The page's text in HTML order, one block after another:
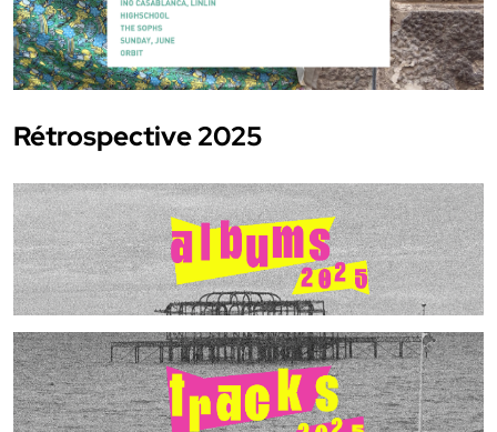
Rétrospective 2025